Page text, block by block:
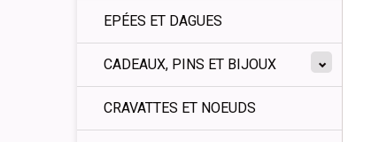
EPÉES ET DAGUES
CADEAUX, PINS ET BIJOUX
CRAVATTES ET NOEUDS